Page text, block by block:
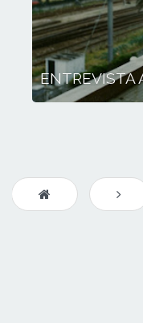
ENTREVISTA